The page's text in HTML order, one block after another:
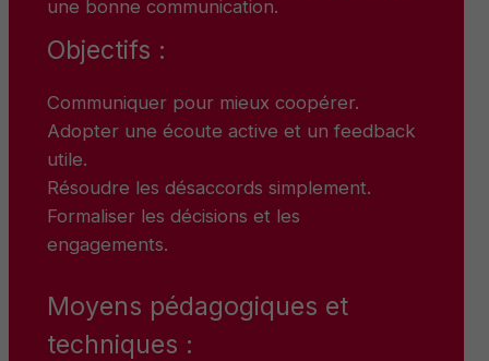
une bonne communication.
Objectifs :
Communiquer pour mieux coopérer.
Adopter une écoute active et un feedback
utile.
Résoudre les désaccords simplement.
Formaliser les décisions et les
engagements.
Moyens pédagogiques et
techniques :